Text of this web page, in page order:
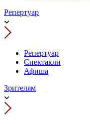
Репертуар
Репертуар
Спектакли
Афиша
Зрителям